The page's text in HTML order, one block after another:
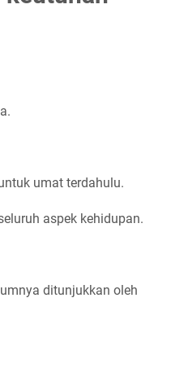
umat terdahulu.
aspek kehidupan.
ditunjukkan oleh